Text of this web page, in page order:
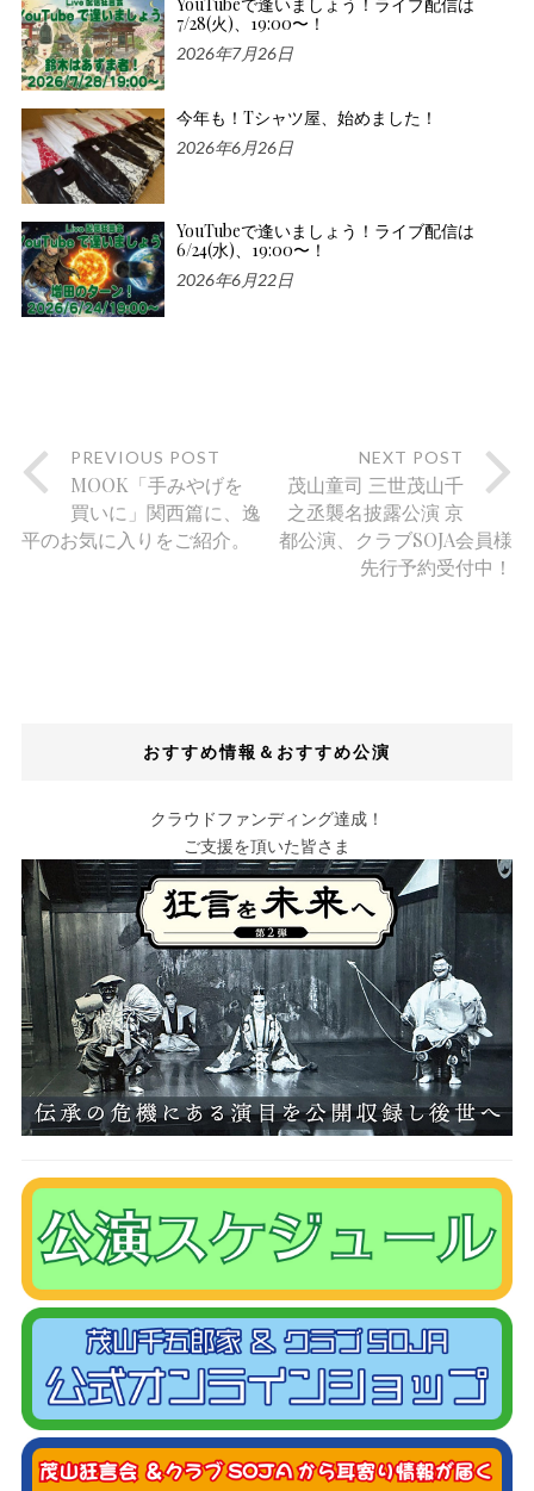
YouTubeで逢いましょう！ライブ配信は
7/28(火)、19:00〜！
2026年7月26日
今年も！Tシャツ屋、始めました！
2026年6月26日
YouTubeで逢いましょう！ライブ配信は
6/24(水)、19:00〜！
2026年6月22日
PREVIOUS POST
MOOK「手みやげを
買いに」関西篇に、逸
平のお気に入りをご紹介。
NEXT POST
茂山童司 三世茂山千
之丞襲名披露公演 京
都公演、クラブSOJA会員様
先行予約受付中！
おすすめ情報＆おすすめ公演
クラウドファンディング達成！
ご支援を頂いた皆さま